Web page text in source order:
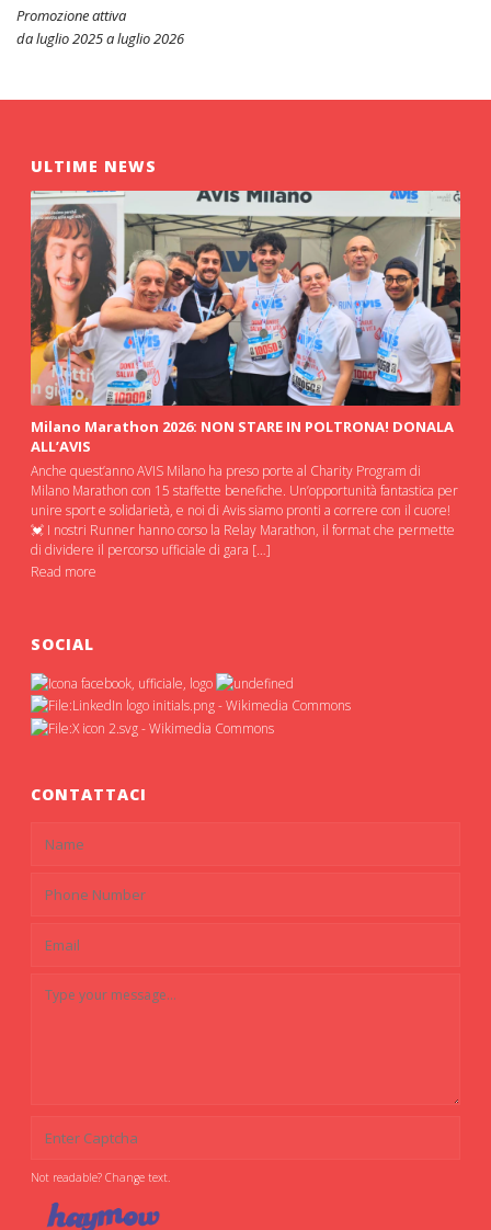
Promozione attiva
da luglio 2025 a luglio 2026
ULTIME NEWS
Milano Marathon 2026: NON STARE IN POLTRONA! DONALA
ALL’AVIS
Anche quest’anno AVIS Milano ha preso porte al Charity Program di
Milano Marathon con 15 staffette benefiche. Un’opportunità fantastica per
unire sport e solidarietà, e noi di Avis siamo pronti a correre con il cuore!
💓 I nostri Runner hanno corso la Relay Marathon, il format che permette
di dividere il percorso ufficiale di gara […]
Read more
SOCIAL
CONTATTACI
Not readable? Change text.